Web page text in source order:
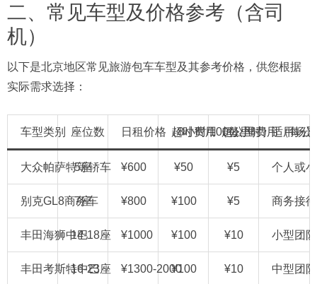
二、常见车型及价格参考（含司
机）
以下是北京地区常见旅游包车车型及其参考价格，供您根据
实际需求选择：
车型类别 座位数 日租价格（8小时/100公里）
超时费用（每小时）
超公里费用（每公
适用场景
大众帕萨特等轿车
5座 ¥600 ¥50 ¥5 个人或
别克GL8商务车
7座 ¥800 ¥100 ¥5 商务接
丰田海狮中巴14-18座 ¥1000 ¥100 ¥10 小型团
丰田考斯特中巴
16-23座 ¥1300-2000¥100 ¥10 中型团